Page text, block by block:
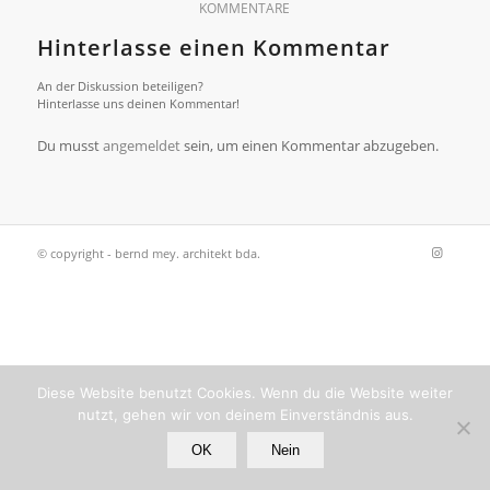
KOMMENTARE
Hinterlasse einen Kommentar
An der Diskussion beteiligen?
Hinterlasse uns deinen Kommentar!
Du musstangemeldetsein, um einen Kommentar abzugeben.
© copyright - bernd mey. architekt bda.
Diese Website benutzt Cookies. Wenn du die Website weiter
nutzt, gehen wir von deinem Einverständnis aus.
OK Nein